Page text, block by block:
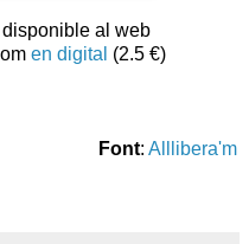
al web
en digital (2.5 €)
Font: Alllibera'm